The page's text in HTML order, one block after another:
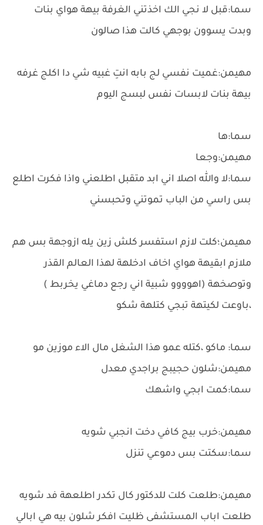
سما:قبل لا نجي الك اخذتني الغرفة بيهة هواي بنات
وبدت يسوون بوجهي كالت هذا صالون
مهيمن:غميت نفسي لج بابه انتِ غبيه شي دا اكلج غرفه
بيهة بنات لابسات نفس لبسج اليوم
سما:ها
مهيمن:وجعا
سما:لا والله اصلا اني ابد متقبل اطلعني واذا فكرت اطلع
بس راسي من الباب تموتني وتحبسني
مهيمن؛كلت لازم استفسر كلش زين يله ازوجهة بس هم
ملازم ابقيهة هواي اخاف ادخلهة لهذا العالم القذر
وتوصخهة (اهوووو شبية اني رجع دماغي يخربط )
،باوعت لكيتهة تبجي كتلهة شكو
سما: ماكو ،كتله عمو هذا الشغل مال الاء موزين مو
مهيمن:شلون حجيبج براجدي معدل
سما:كمت ابجي واشهك
مهيمن:خرب بيج كافي دخت انجبي شويه
سما:سكتت بس دموعي تنزل
مهيمن:طلعت كلت للدكتور كال تكدر اطلعهة فد شويه
طلعت اباب المستشفى ظليت افكر شلون بيه هي ابالي